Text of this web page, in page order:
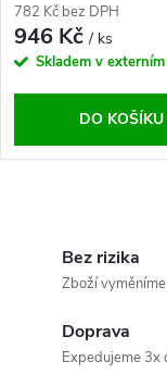
782 Kč bez DPH
946 Kč/ ks
Skladem v
DO KOŠÍKU
Bez rizika
Zboží
Doprava
Expedujeme 3x